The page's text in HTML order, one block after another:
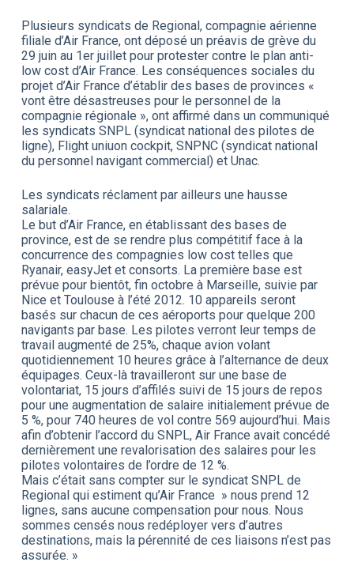
Plusieurs syndicats de Regional, compagnie aérienne
filiale d’Air France, ont déposé un préavis de grève du
29 juin au 1er juillet pour protester contre le plan anti-
low cost d’Air France. Les conséquences sociales du
projet d’Air France d’établir des bases de provinces «
vont être désastreuses pour le personnel de la
compagnie régionale », ont affirmé dans un communiqué
les syndicats SNPL (syndicat national des pilotes de
ligne), Flight uniuon cockpit, SNPNC (syndicat national
du personnel navigant commercial) et Unac.
Les syndicats réclament par ailleurs une hausse
salariale.
Le but d’Air France, en établissant des bases de
province, est de se rendre plus compétitif face à la
concurrence des compagnies low cost telles que
Ryanair, easyJet et consorts. La première base est
prévue pour bientôt, fin octobre à Marseille, suivie par
Nice et Toulouse à l’été 2012. 10 appareils seront
basés sur chacun de ces aéroports pour quelque 200
navigants par base. Les pilotes verront leur temps de
travail augmenté de 25%, chaque avion volant
quotidiennement 10 heures grâce à l’alternance de deux
équipages. Ceux-là travailleront sur une base de
volontariat, 15 jours d’affilés suivi de 15 jours de repos
pour une augmentation de salaire initialement prévue de
5 %, pour 740 heures de vol contre 569 aujourd’hui. Mais
afin d’obtenir l’accord du SNPL, Air France avait concédé
dernièrement une revalorisation des salaires pour les
pilotes volontaires de l’ordre de 12 %.
Mais c’était sans compter sur le syndicat SNPL de
Regional qui estiment qu’Air France » nous prend 12
lignes, sans aucune compensation pour nous. Nous
sommes censés nous redéployer vers d’autres
destinations, mais la pérennité de ces liaisons n’est pas
assurée. »